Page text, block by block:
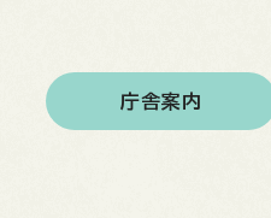
庁舎案内